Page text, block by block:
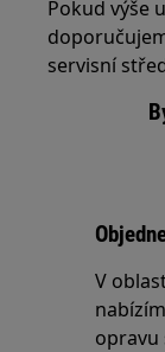
Pokud výše
servisní
V
opravu